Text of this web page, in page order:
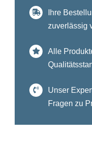
Ihre
zuverlässig
Alle
Unser
Fragen zu